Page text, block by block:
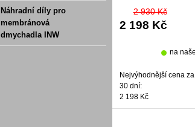
Náhradní díly pro
membránová
dmychadla INW
2 930 Kč
2 198 Kč
na
Nejvýhodnější cena
30 dní:
2 198 Kč